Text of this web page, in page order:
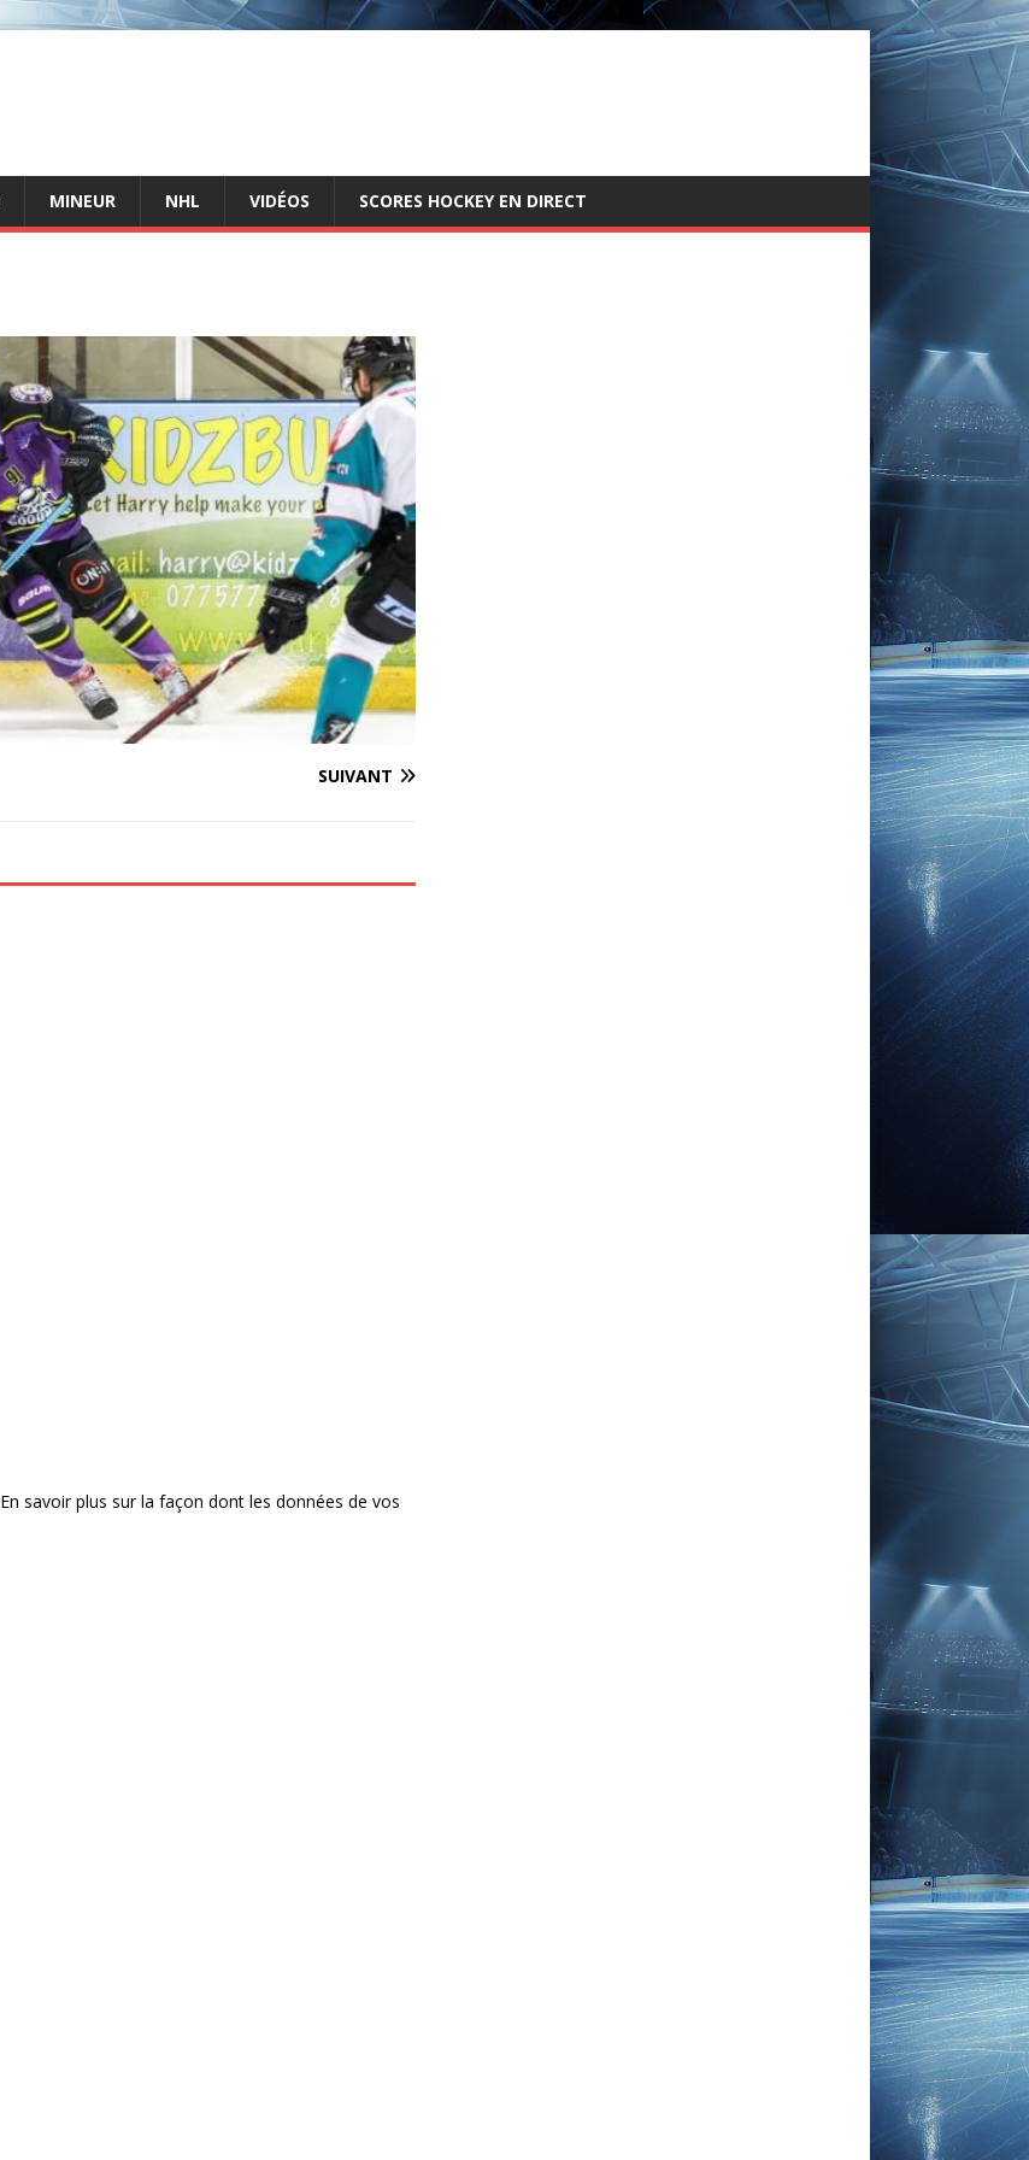
MINEUR NHL VIDÉOS SCORES HOCKEY EN DIRECT
SUIVANT
En savoir plus sur la façon dont les données de vos